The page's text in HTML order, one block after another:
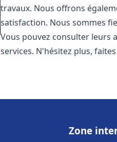
travaux. Nous offrons
satisfaction. Nous sommes
Vous pouvez consulter leurs
services. N'hésitez plus,
Zone